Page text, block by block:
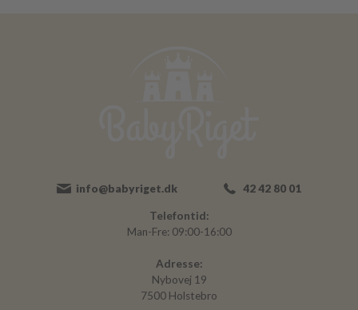
info@babyriget.dk 42 42 80 01
Telefontid:
Man-Fre: 09:00-16:00
Adresse:
Nybovej 19
7500 Holstebro